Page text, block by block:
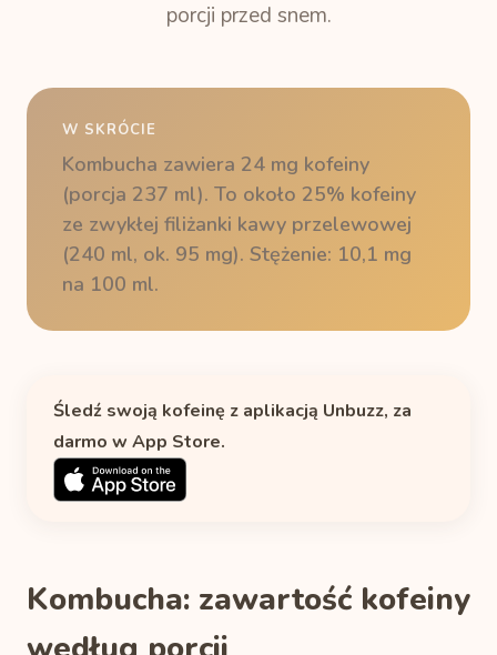
porcji przed snem.
W SKRÓCIE
Kombucha zawiera 24 mg kofeiny
(porcja 237 ml). To około 25% kofeiny
ze zwykłej filiżanki kawy przelewowej
(240 ml, ok. 95 mg). Stężenie: 10,1 mg
na 100 ml.
Śledź swoją kofeinę z aplikacją Unbuzz, za
darmo w App Store.
Kombucha: zawartość kofeiny